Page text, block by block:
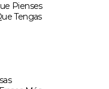
Pienses
Tengas